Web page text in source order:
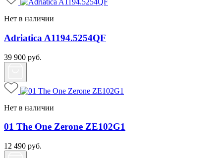
Нет в наличии
Adriatica A1194.5254QF
39 900 руб.
Нет в наличии
01 The One Zerone ZE102G1
12 490 руб.